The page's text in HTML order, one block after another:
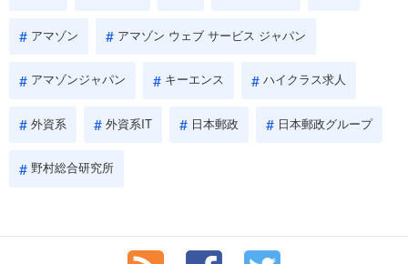
アマゾン アマゾン ウェブ サービス ジャパン
アマゾンジャパン キーエンス ハイクラス求人
外資系 外資系IT 日本郵政 日本郵政グループ
野村総合研究所